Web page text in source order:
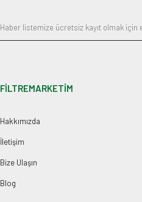
FİLTREMARKETİM
Hakkımızda
İletişim
Bize Ulaşın
Blog